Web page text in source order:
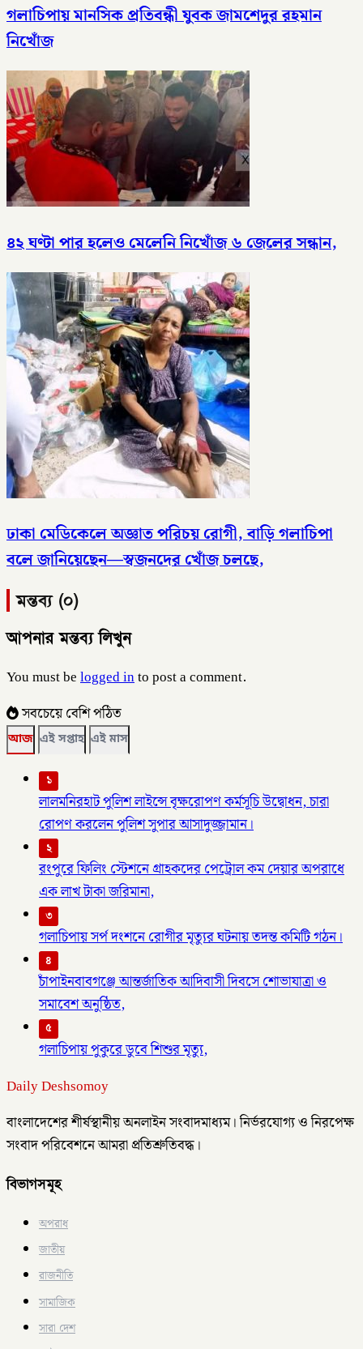
গলাচিপায় মানসিক প্রতিবন্ধী যুবক জামশেদুর রহমান
নিখোঁজ
৪২ ঘণ্টা পার হলেও মেলেনি নিখোঁজ ৬ জেলের সন্ধান,
ঢাকা মেডিকেলে অজ্ঞাত পরিচয় রোগী, বাড়ি গলাচিপা
বলে জানিয়েছেন—স্বজনদের খোঁজ চলছে,
মন্তব্য (০)
আপনার মন্তব্য লিখুন
You must belogged into post a comment.
সবচেয়ে বেশি পঠিত
আজ এই সপ্তাহ এই মাস
১
লালমনিরহাট পুলিশ লাইন্সে বৃক্ষরোপণ কর্মসূচি উদ্বোধন, চারা
রোপণ করলেন পুলিশ সুপার আসাদুজ্জামান।
২
রংপুরে ফিলিং স্টেশনে গ্রাহকদের পেট্রোল কম দেয়ার অপরাধে
এক লাখ টাকা জরিমানা,
৩
গলাচিপায় সর্প দংশনে রোগীর মৃত্যুর ঘটনায় তদন্ত কমিটি গঠন।
৪
চাঁপাইনবাবগঞ্জে আন্তর্জাতিক আদিবাসী দিবসে শোভাযাত্রা ও
সমাবেশ অনুষ্ঠিত,
৫
গলাচিপায় পুকুরে ডুবে শিশুর মৃত্যু,
Daily Deshsomoy
বাংলাদেশের শীর্ষস্থানীয় অনলাইন সংবাদমাধ্যম। নির্ভরযোগ্য ও নিরপেক্ষ
সংবাদ পরিবেশনে আমরা প্রতিশ্রুতিবদ্ধ।
বিভাগসমূহ
অপরাধ
জাতীয়
রাজনীতি
সামাজিক
সারা দেশ